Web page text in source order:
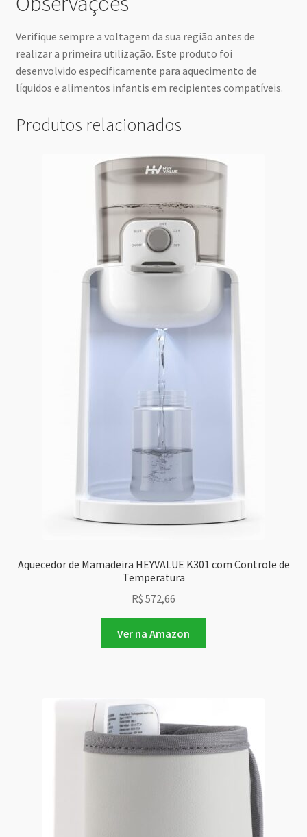
Verifique sempre a voltagem da sua região antes de
realizar a primeira utilização. Este produto foi
desenvolvido especificamente para aquecimento de
líquidos e alimentos infantis em recipientes compatíveis.
Produtos relacionados
Aquecedor de Mamadeira HEYVALUE K301 com Controle de
Temperatura
R$ 572,66
Ver na Amazon